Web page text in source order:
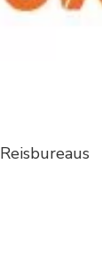
Reisbureaus